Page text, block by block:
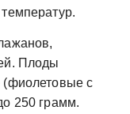
Плоды
(фиолетовые с
250 грамм.